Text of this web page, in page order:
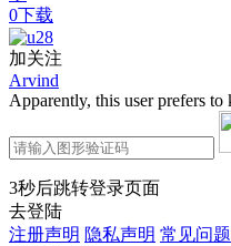
0下载
加关注
Arvind
Apparently, this user prefers to
3秒后跳转登录页面
去登陆
注册声明 隐私声明 常见问题